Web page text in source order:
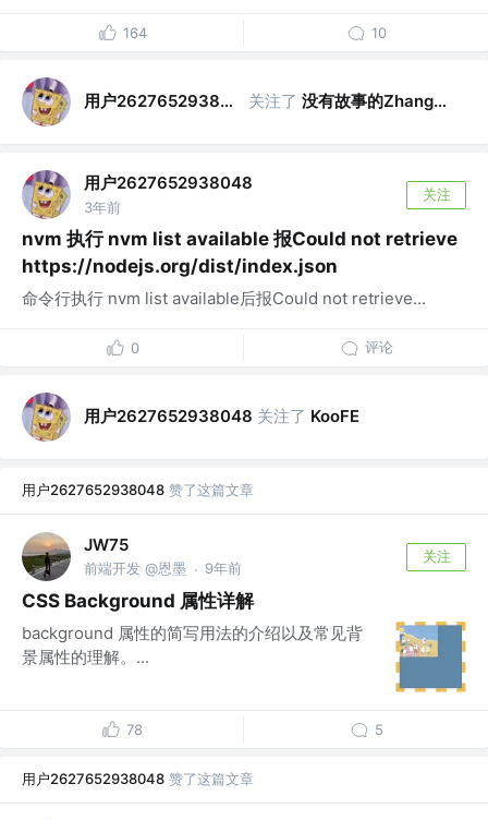
164 10
用户2627652938048 关注了 没有故事的Zhang同学
用户2627652938048
3年前
关注
nvm 执行 nvm list available 报Could not retrieve
https://nodejs.org/dist/index.json
命令行执行 nvm list available后报Could not retrieve...
0 评论
用户2627652938048 关注了 KooFE
用户2627652938048 赞了这篇文章
JW75
前端开发 @恩墨 · 9年前
关注
CSS Background 属性详解
background 属性的简写用法的介绍以及常见背
景属性的理解。...
78 5
用户2627652938048 赞了这篇文章